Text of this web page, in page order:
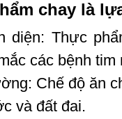
chay là
diện: Thực
các bệnh
Chế độ ăn
và đất đai.